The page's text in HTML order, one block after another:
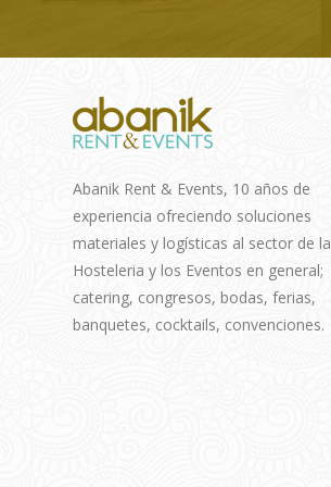
Abanik Rent & Events, 10 años de
experiencia ofreciendo soluciones
materiales y logísticas al sector de la
Hosteleria y los Eventos en general;
catering, congresos, bodas, ferias,
banquetes, cocktails, convenciones.